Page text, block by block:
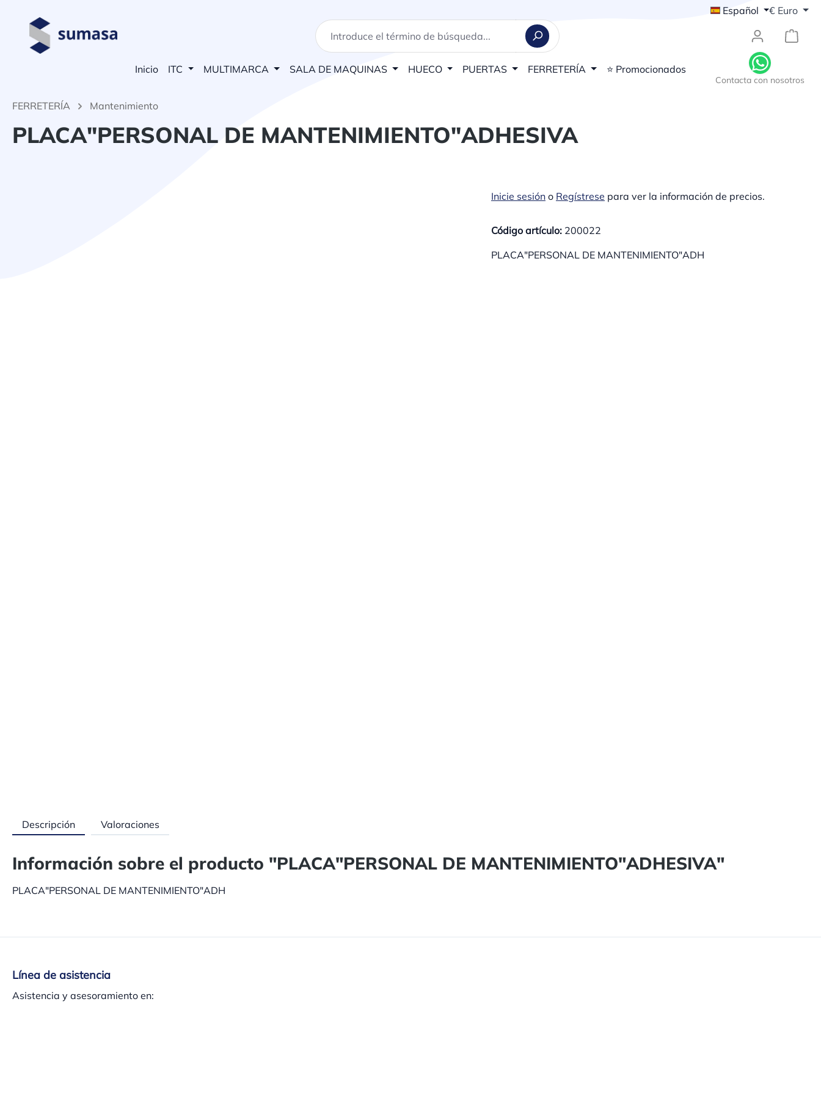
Español € Euro
Inicio ITC MULTIMARCA SALA DE MAQUINAS HUECO PUERTAS FERRETERÍA ⭐ Promocionados
FERRETERÍA Mantenimiento
PLACA"PERSONAL DE MANTENIMIENTO"ADHESIVA
Inicie sesión o Regístrese para ver la información de precios.
Código artículo: 200022
PLACA"PERSONAL DE MANTENIMIENTO"ADH
Descripción Valoraciones
Información sobre el producto "PLACA"PERSONAL DE MANTENIMIENTO"ADHESIVA"
PLACA"PERSONAL DE MANTENIMIENTO"ADH
Línea de asistencia
Asistencia y asesoramiento en:
Contacta con nosotros